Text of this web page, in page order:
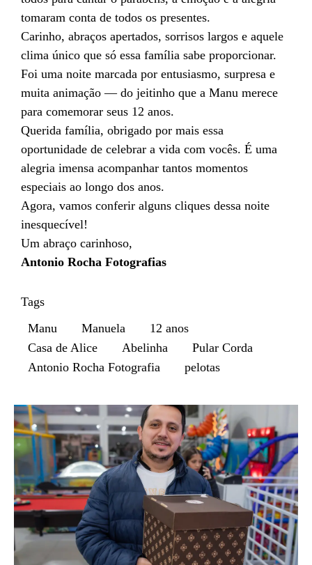
tomaram conta de todos os presentes.
Carinho, abraços apertados, sorrisos largos e aquele
clima único que só essa família sabe proporcionar.
Foi uma noite marcada por entusiasmo, surpresa e
muita animação — do jeitinho que a Manu merece
para comemorar seus 12 anos.
Querida família, obrigado por mais essa
oportunidade de celebrar a vida com vocês. É uma
alegria imensa acompanhar tantos momentos
especiais ao longo dos anos.
Agora, vamos conferir alguns cliques dessa noite
inesquecível!
Um abraço carinhoso,
Antonio Rocha Fotografias
Tags
Manu
Manuela
12 anos
Casa de Alice
Abelinha
Pular Corda
Antonio Rocha Fotografia
pelotas